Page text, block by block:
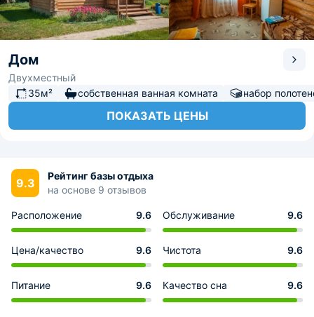
Дом
Двухместный
35м²
собственная ванная комната набор
ПОКАЗАТЬ ЦЕНЫ
9.3
Рейтинг базы отдыха
на основе 9 отзывов
Расположение 9.6 Обслуживание 9.6
Цена/качество 9.6 Чистота 9.6
Питание 9.6 Качество сна 9.6